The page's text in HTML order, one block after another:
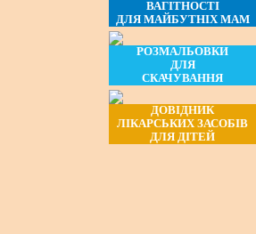
ВАГІТНОСТІ
ДЛЯ МАЙБУТНІХ МАМ
РОЗМАЛЬОВКИ
ДЛЯ
СКАЧУВАННЯ
ДОВІДНИК
ЛІКАРСЬКИХ ЗАСОБІВ
ДЛЯ ДІТЕЙ